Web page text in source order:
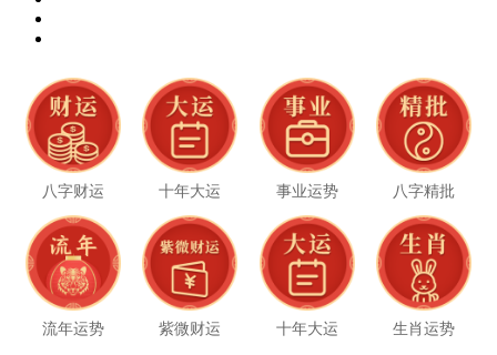
八字财运 十年大运 事业运势 八字精批
流年运势 紫微财运 十年大运 生肖运势